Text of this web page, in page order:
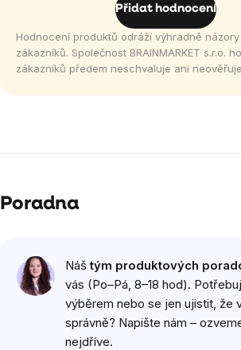
Přidat hodnocení
Hodnocení produktů odráží výhradně
zákazníků. Společnost BRAINMARKET s.r.o.
zákazníků předem neschvaluje ani
Poradna
Náštým produktových
vás (Po–Pá, 8–18 hod).
výběrem nebo se jen ujistit, že
správně? Napište nám –
nejdříve.